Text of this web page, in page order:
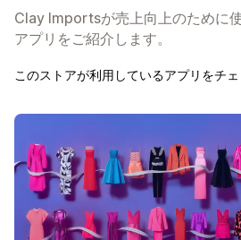
Clay Importsが売上向上のために
アプリをご紹介します。
このストアが利用しているアプリをチェ